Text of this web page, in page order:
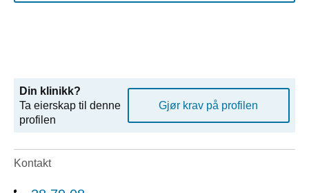
Din klinikk?
Ta eierskap til denne
profilen
Gjør krav på profilen
Kontakt